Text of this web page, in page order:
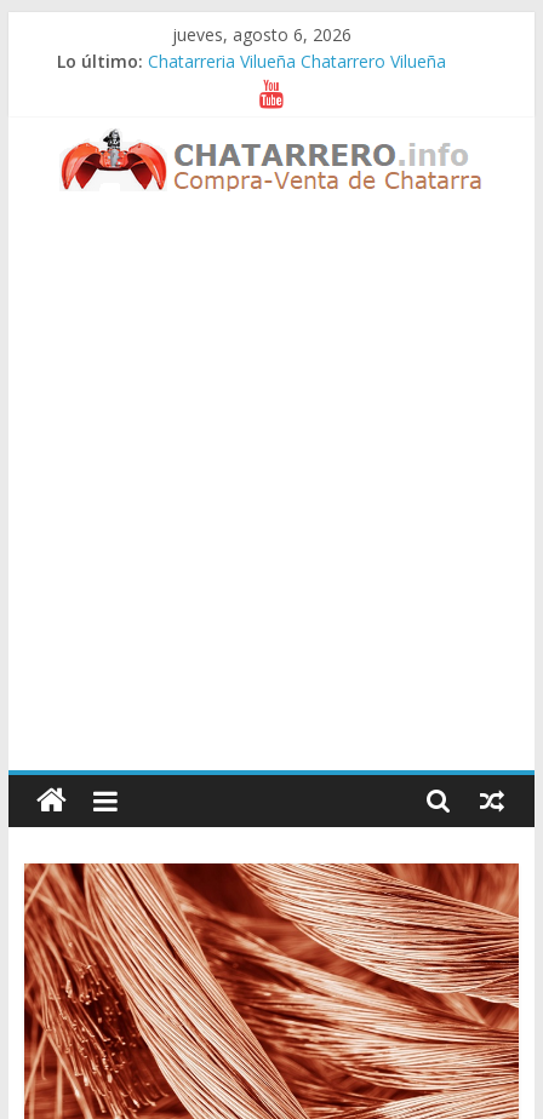
jueves, agosto 6, 2026
Lo último: Chatarreria Vilueña Chatarrero Vilueña
Chatarreria Zuera Chatarrero Zuera
Chatarreria Zaragoza Chatarrero Zaragoza
Chatarreria Zaida Chatarrero Zaida
Chatarreria Vistabella Chatarrero Vistabella
Chatarreros
–
Precio
de
Chatarra
Directorio